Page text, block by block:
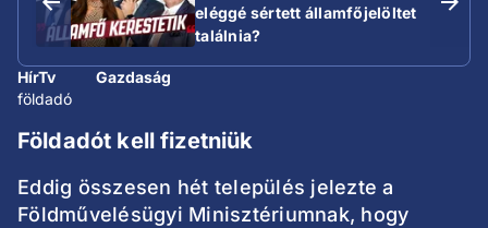
eléggé sértett államfőjelöltet
találnia?
HírTv
Gazdaság
földadó
Földadót kell fizetniük
Eddig összesen hét település jelezte a
Földművelésügyi Minisztériumnak, hogy